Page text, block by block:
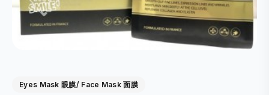
Eyes Mask 眼膜/ Face Mask 面膜